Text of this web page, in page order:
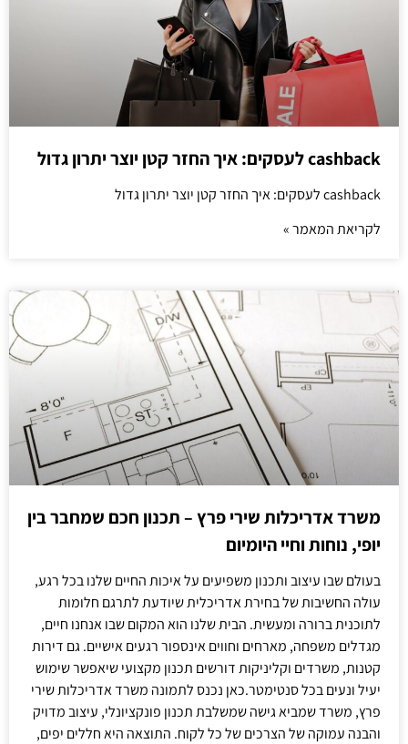
cashback לעסקים: איך החזר קטן יוצר יתרון גדול
cashback לעסקים: איך החזר קטן יוצר יתרון גדול
לקריאת המאמר »
משרד אדריכלות שירי פרץ – תכנון חכם שמחבר בין
יופי, נוחות וחיי היומיום
בעולם שבו עיצוב ותכנון משפיעים על איכות החיים שלנו בכל רגע,
עולה החשיבות של בחירת אדריכלית שיודעת לתרגם חלומות
לתוכנית ברורה ומעשית. הבית שלנו הוא המקום שבו אנחנו חיים,
מגדלים משפחה, מארחים וחווים אינספור רגעים אישיים. גם דירות
קטנות, משרדים וקליניקות דורשים תכנון מקצועי שיאפשר שימוש
יעיל ונעים בכל סנטימטר.כאן נכנס לתמונה משרד אדריכלות שירי
פרץ, משרד שמביא גישה שמשלבת תכנון פונקציונלי, עיצוב מדויק
והבנה עמוקה של הצרכים של כל לקוח. התוצאה היא חללים יפים,